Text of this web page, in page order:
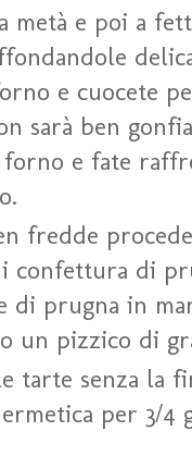
metà e poi a
e cuocete
sarà ben
e fate
fredde
confettura di
di prugna in
un pizzico di
tarte senza la
per 3/